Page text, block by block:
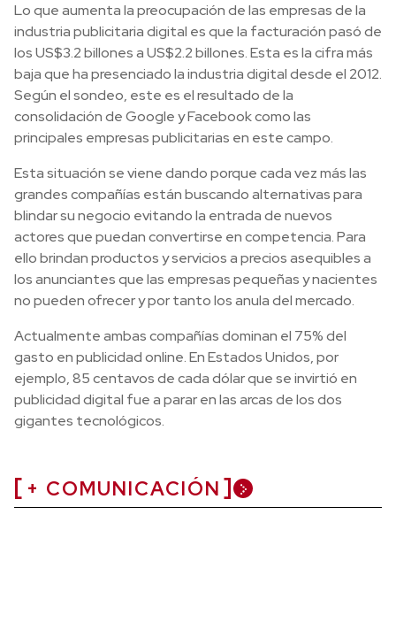
Lo que aumenta la preocupación de las empresas de la
industria publicitaria digital es que la facturación pasó de
los US$3.2 billones a US$2.2 billones. Esta es la cifra más
baja que ha presenciado la industria digital desde el 2012.
Según el sondeo, este es el resultado de la
consolidación de Google y Facebook como las
principales empresas publicitarias en este campo.
Esta situación se viene dando porque cada vez más las
grandes compañías están buscando alternativas para
blindar su negocio evitando la entrada de nuevos
actores que puedan convertirse en competencia. Para
ello brindan productos y servicios a precios asequibles a
los anunciantes que las empresas pequeñas y nacientes
no pueden ofrecer y por tanto los anula del mercado.
Actualmente ambas compañías dominan el 75% del
gasto en publicidad online. En Estados Unidos, por
ejemplo, 85 centavos de cada dólar que se invirtió en
publicidad digital fue a parar en las arcas de los dos
gigantes tecnológicos.
+ COMUNICACIÓN